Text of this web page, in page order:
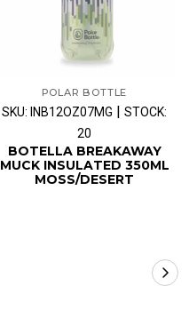
POLAR BOTTLE
SKU: INB12OZ07MG | STOCK:
20
BOTELLA BREAKAWAY
MUCK INSULATED 350ML
MOSS/DESERT